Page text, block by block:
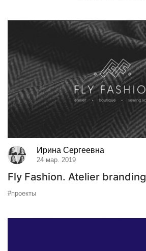
Ирина Сергеевна
24 мар. 2019
Fly Fashion. Atelier branding
#проекты